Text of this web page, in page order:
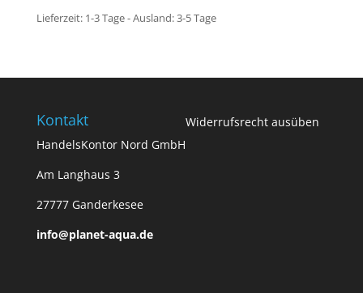
Lieferzeit: 1-3 Tage - Ausland: 3-5 Tage
Kontakt
HandelsKontor Nord GmbH
Am Langhaus 3
27777 Ganderkesee
info@planet-aqua.de
Widerrufsrecht ausüben